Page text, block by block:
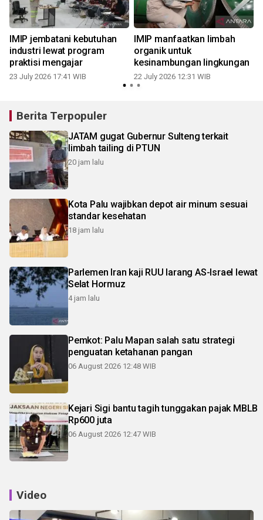
IMIP jembatani kebutuhan
industri lewat program
praktisi mengajar
23 July 2026 17:41 WIB
IMIP manfaatkan limbah
organik untuk
kesinambungan lingkungan
22 July 2026 12:31 WIB
Berita Terpopuler
JATAM gugat Gubernur Sulteng terkait
limbah tailing di PTUN
20 jam lalu
Kota Palu wajibkan depot air minum sesuai
standar kesehatan
18 jam lalu
Parlemen Iran kaji RUU larang AS-Israel lewat
Selat Hormuz
4 jam lalu
Pemkot: Palu Mapan salah satu strategi
penguatan ketahanan pangan
06 August 2026 12:48 WIB
Kejari Sigi bantu tagih tunggakan pajak MBLB
Rp600 juta
06 August 2026 12:47 WIB
Video